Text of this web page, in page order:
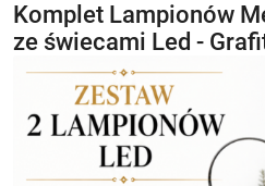
Komplet Lampionów
ze świecami Led -